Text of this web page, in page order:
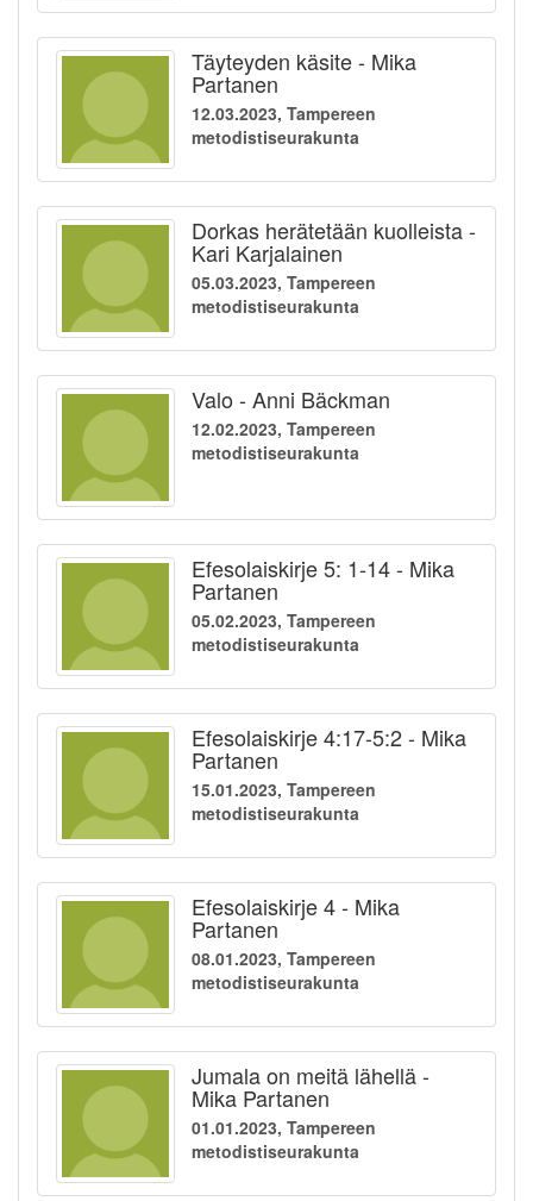
Täyteyden käsite - Mika
Partanen
12.03.2023, Tampereen
metodistiseurakunta
Dorkas herätetään kuolleista -
Kari Karjalainen
05.03.2023, Tampereen
metodistiseurakunta
Valo - Anni Bäckman
12.02.2023, Tampereen
metodistiseurakunta
Efesolaiskirje 5: 1-14 - Mika
Partanen
05.02.2023, Tampereen
metodistiseurakunta
Efesolaiskirje 4:17-5:2 - Mika
Partanen
15.01.2023, Tampereen
metodistiseurakunta
Efesolaiskirje 4 - Mika
Partanen
08.01.2023, Tampereen
metodistiseurakunta
Jumala on meitä lähellä -
Mika Partanen
01.01.2023, Tampereen
metodistiseurakunta